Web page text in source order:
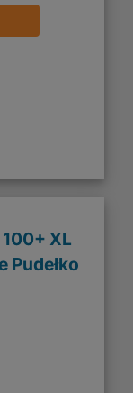
XL
Pudełko